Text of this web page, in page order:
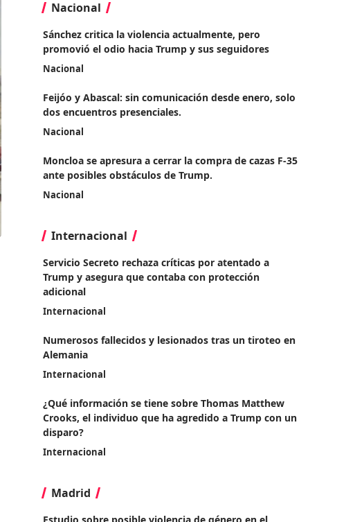
Nacional
Sánchez critica la violencia actualmente, pero
promovió el odio hacia Trump y sus seguidores
Nacional
Feijóo y Abascal: sin comunicación desde enero, solo
dos encuentros presenciales.
Nacional
Moncloa se apresura a cerrar la compra de cazas F-35
ante posibles obstáculos de Trump.
Nacional
Internacional
Servicio Secreto rechaza críticas por atentado a
Trump y asegura que contaba con protección
adicional
Internacional
Numerosos fallecidos y lesionados tras un tiroteo en
Alemania
Internacional
¿Qué información se tiene sobre Thomas Matthew
Crooks, el individuo que ha agredido a Trump con un
disparo?
Internacional
Madrid